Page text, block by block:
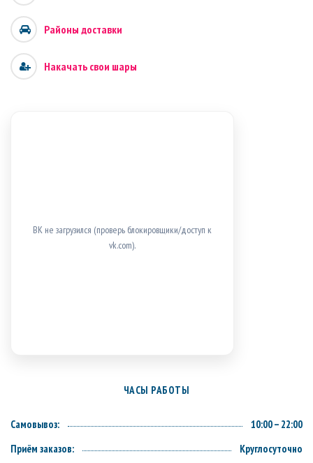
Районы доставки
Накачать свои шары
ВК не загрузился (проверь блокировщики/доступ к
vk.com).
ЧАСЫ РАБОТЫ
Самовывоз:
10:00 – 22:00
Приём заказов:
Круглосуточно